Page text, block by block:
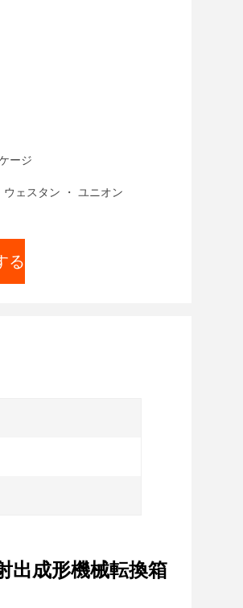
ージ
ェスタン ・ ユニオン
る
出成形機械転換箱